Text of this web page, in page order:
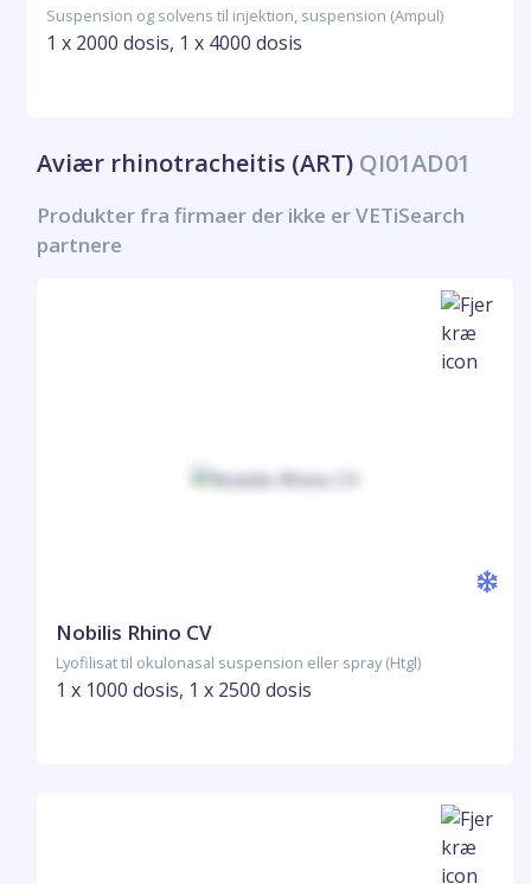
Suspension og solvens til injektion, suspension (Ampul)
1 x 2000 dosis, 1 x 4000 dosis
Aviær rhinotracheitis (ART) QI01AD01
Produkter fra firmaer der ikke er VETiSearch
partnere
Nobilis Rhino CV
Lyofilisat til okulonasal suspension eller spray (Htgl)
1 x 1000 dosis, 1 x 2500 dosis